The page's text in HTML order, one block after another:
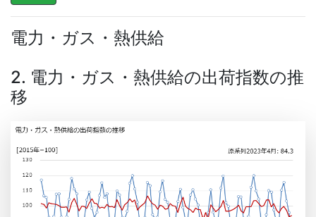
電力・ガス・熱供給
2. 電力・ガス・熱供給の出荷指数の推
移